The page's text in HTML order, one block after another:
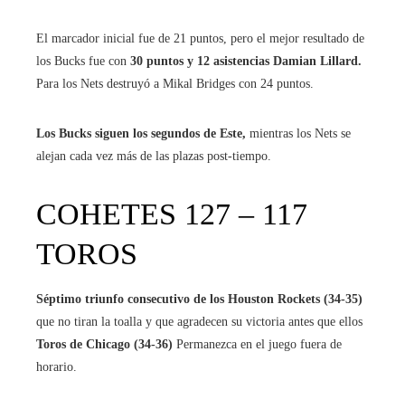
El marcador inicial fue de 21 puntos, pero el mejor resultado de
los Bucks fue con 30 puntos y 12 asistencias Damian Lillard.
Para los Nets destruyó a Mikal Bridges con 24 puntos.
Los Bucks siguen los segundos de Este, mientras los Nets se
alejan cada vez más de las plazas post-tiempo.
COHETES 127 – 117
TOROS
Séptimo triunfo consecutivo de los Houston Rockets (34-35)
que no tiran la toalla y que agradecen su victoria antes que ellos
Toros de Chicago (34-36) Permanezca en el juego fuera de
horario.